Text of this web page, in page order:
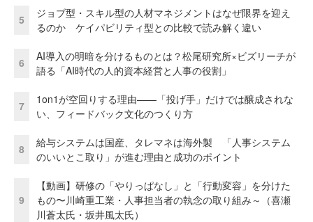
5
ジョブ型・スキル型の人材マネジメントはなぜ限界を迎え
るのか ケイパビリティ型との比較で読み解く違い
6
AI導入の明暗を分けるものとは？松尾研究所×ビズリーチが
語る「AI時代の人的資本経営と人事の役割」
7
1on1が空回りする理由——「投げ手」だけでは醸成されな
い、フィードバック文化のつくり方
8
給与システムは国産、タレマネは海外製 「人事システム
のいいとこ取り」が進む理由と成功のポイント
9
【動画】研修の「やりっぱなし」と「行動変容」を分けた
もの〜川崎重工業・人事担当者の執念の取り組み～（喜瀬
川蒼太氏・坂井風太氏）